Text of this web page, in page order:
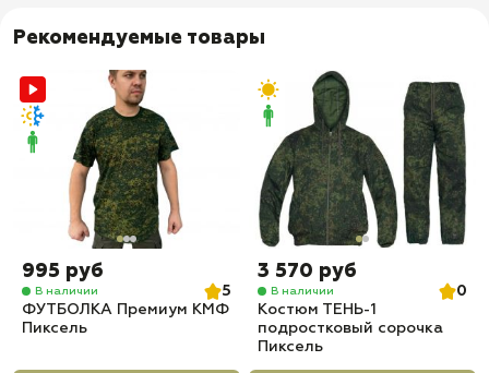
Рекомендуемые товары
995 руб
В наличии
5
ФУТБОЛКА Премиум КМФ
Пиксель
3 570 руб
В наличии
0
Костюм ТЕНЬ-1
подростковый сорочка
Пиксель